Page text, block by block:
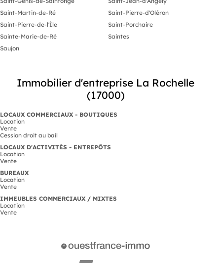
Saint-Martin-de-Ré
Saint-Pierre-d'Oléron
Saint-Pierre-de-l'Île
Saint-Porchaire
Sainte-Marie-de-Ré
Saintes
Saujon
Immobilier d'entreprise La Rochelle
(17000)
LOCAUX COMMERCIAUX - BOUTIQUES
Location
Vente
Cession droit au bail
LOCAUX D'ACTIVITÉS - ENTREPÔTS
Location
Vente
BUREAUX
Location
Vente
IMMEUBLES COMMERCIAUX / MIXTES
Location
Vente